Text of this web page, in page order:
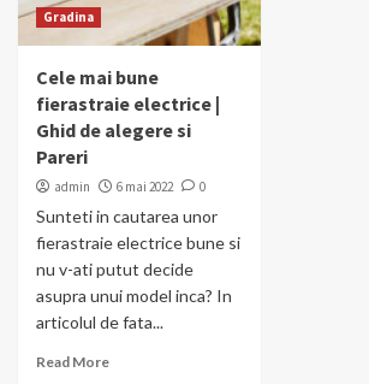
Gradina
Cele mai bune
fierastraie electrice |
Ghid de alegere si
Pareri
admin 6 mai 2022 0
Sunteti in cautarea unor
fierastraie electrice bune si
nu v-ati putut decide
asupra unui model inca? In
articolul de fata...
Read More